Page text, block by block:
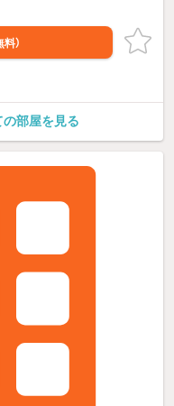
料）
部屋を見る